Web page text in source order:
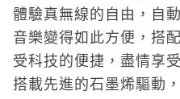
體驗真無線的自由，自
音樂變得如此方便，搭
受科技的便捷，盡情享
搭載先進的石墨烯驅動